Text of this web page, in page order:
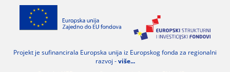
Projekt je sufinancirala Europska unija iz Europskog fonda za regionalni
razvoj -više...